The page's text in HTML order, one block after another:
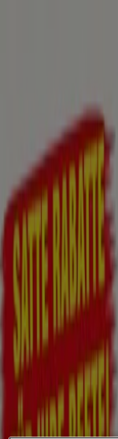
Berlin - 10178
Schnäppchen
und Accessoires
Parfümerie
Gartencenter
und Baby
Auto,
Werkstatt
Hörzentren
und Versicherungen
KiK -
Angebote
Folgen Sie, um
Tiendeo »